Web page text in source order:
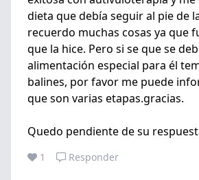
dieta que debía seguir al pie de
recuerdo muchas cosas ya que
que la hice. Pero si se que se
alimentación especial para él
balines, por favor me puede
que son varias etapas.gracias.
Quedo pendiente de su
1 Responder